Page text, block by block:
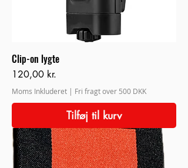
Clip-on lygte
Pris
120,00 kr.
Moms Inkluderet | Fri fragt over 500 DKK
Tilføj til kurv